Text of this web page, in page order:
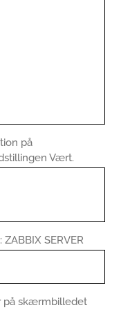
på
Vært.
SERVER
på skærmbilledet